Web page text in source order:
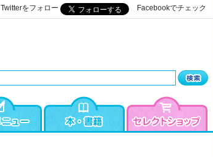
Twitterをフォロー Facebookでチェック